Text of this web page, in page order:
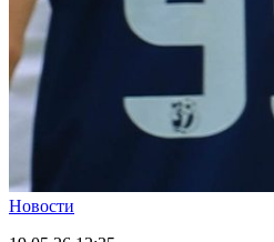
Новости